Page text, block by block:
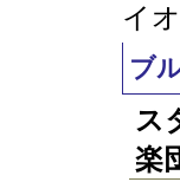
イ
ブ
ス
楽